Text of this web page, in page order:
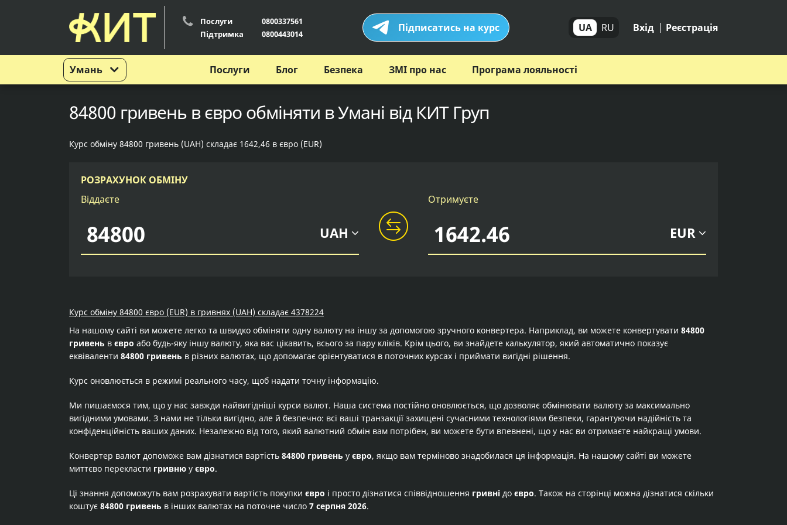
Умань
Послуги
0800337561
Підтримка
0800443014 Підписатись на курс UA RU Вхід Реєстрація
Послуги Блог Безпека ЗМІ про нас Програма лояльності
84800 гривень в євро обміняти в Умані від КИТ Груп
Курс обміну 84800 гривень (UAH) складає 1642,46 в євро (EUR)
РОЗРАХУНОК ОБМІНУ
Віддаєте
UAH
Отримуєте
EUR
Курс обміну 84800 євро (EUR) в гривнях (UAH) складає 4378224
На нашому сайті ви можете легко та швидко обміняти одну валюту на іншу за допомогою зручного конвертера. Наприклад, ви можете конвертувати 84800
гривень в євро або будь-яку іншу валюту, яка вас цікавить, всього за пару кліків. Крім цього, ви знайдете калькулятор, який автоматично показує
еквіваленти 84800 гривень в різних валютах, що допомагає орієнтуватися в поточних курсах і приймати вигідні рішення.
Курс оновлюється в режимі реального часу, щоб надати точну інформацію.
Ми пишаємося тим, що у нас завжди найвигідніші курси валют. Наша система постійно оновлюється, що дозволяє обмінювати валюту за максимально
вигідними умовами. З нами не тільки вигідно, але й безпечно: всі ваші транзакції захищені сучасними технологіями безпеки, гарантуючи надійність та
конфіденційність ваших даних. Незалежно від того, який валютний обмін вам потрібен, ви можете бути впевнені, що у нас ви отримаєте найкращі умови.
Конвертер валют допоможе вам дізнатися вартість 84800 гривень у євро, якщо вам терміново знадобилася ця інформація. На нашому сайті ви можете
миттєво перекласти гривню у євро.
Ці знання допоможуть вам розрахувати вартість покупки євро і просто дізнатися співвідношення гривні до євро. Також на сторінці можна дізнатися скільки
коштує 84800 гривень в інших валютах на поточне число 7 серпня 2026.